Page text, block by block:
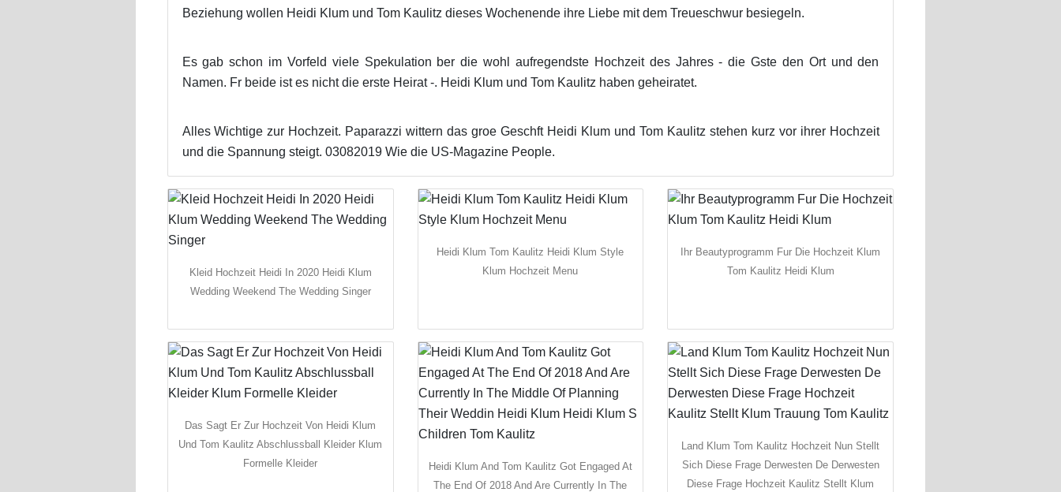
Beziehung wollen Heidi Klum und Tom Kaulitz dieses Wochenende ihre Liebe mit dem Treueschwur besiegeln.
Es gab schon im Vorfeld viele Spekulation ber die wohl aufregendste Hochzeit des Jahres - die Gste den Ort und den
Namen. Fr beide ist es nicht die erste Heirat -. Heidi Klum und Tom Kaulitz haben geheiratet.
Alles Wichtige zur Hochzeit. Paparazzi wittern das groe Geschft Heidi Klum und Tom Kaulitz stehen kurz vor ihrer Hochzeit
und die Spannung steigt. 03082019 Wie die US-Magazine People.
Kleid Hochzeit Heidi In 2020 Heidi Klum
Wedding Weekend The Wedding Singer
Heidi Klum Tom Kaulitz Heidi Klum Style
Klum Hochzeit Menu
Ihr Beautyprogramm Fur Die Hochzeit Klum
Tom Kaulitz Heidi Klum
Das Sagt Er Zur Hochzeit Von Heidi Klum
Und Tom Kaulitz Abschlussball Kleider Klum
Formelle Kleider
Heidi Klum And Tom Kaulitz Got Engaged At
The End Of 2018 And Are Currently In The
Land Klum Tom Kaulitz Hochzeit Nun Stellt
Sich Diese Frage Derwesten De Derwesten
Diese Frage Hochzeit Kaulitz Stellt Klum